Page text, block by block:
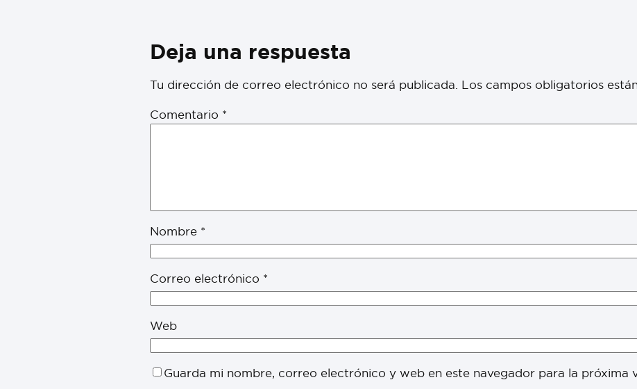
Deja una respuesta
Tu dirección de correo electrónico no será publicada. Los campos obligatorios
Comentario *
Nombre *
Correo electrónico *
Web
Guarda mi nombre, correo electrónico y web en este navegador para la próxima